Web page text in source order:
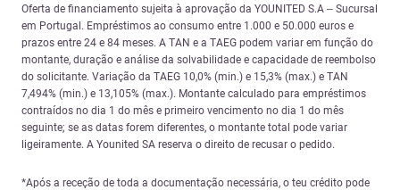
Oferta de financiamento sujeita à aprovação da YOUNITED S.A – Sucursal
em Portugal. Empréstimos ao consumo entre 1.000 e 50.000 euros e
prazos entre 24 e 84 meses. A TAN e a TAEG podem variar em função do
montante, duração e análise da solvabilidade e capacidade de reembolso
do solicitante. Variação da TAEG 10,0% (min.) e 15,3% (max.) e TAN
7,494% (min.) e 13,105% (max.). Montante calculado para empréstimos
contraídos no dia 1 do mês e primeiro vencimento no dia 1 do mês
seguinte; se as datas forem diferentes, o montante total pode variar
ligeiramente. A Younited SA reserva o direito de recusar o pedido.
*Após a receção de toda a documentação necessária, o teu crédito pode